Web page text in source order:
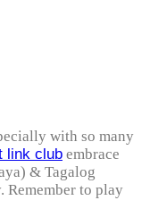
with so many
link club embrace
& Tagalog
Remember to play